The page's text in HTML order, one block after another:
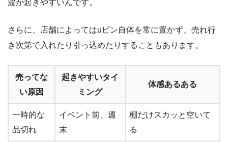
波が起きやすいんです。
さらに、店舗によってはuピン自体を常に置かず、売れ行
き次第で入れたり引っ込めたりすることもあります。
売ってな
い原因
起きやすいタイ
ミング
体感あるある
一時的な
品切れ
イベント前、週
末
棚だけスカッと空いて
る